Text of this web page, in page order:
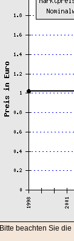
Bitte beachten Sie